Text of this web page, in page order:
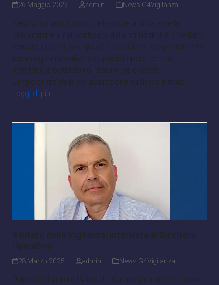
26 Maggio 2025 admin News G4Vigilanza
Negli ultimi anni, il ruolo delle società private nella
prevenzione e nel contrasto della criminalità è diventato
sempre più centrale, grazie a competenze specialistiche,
tecnologie innovative e capacità operative che
integrano e potenziano l’azione dello Stato.
L’importanza della collaborazione pubblico-privato…
Leggi di più
Il futuro della Vigilanza: Intervista al Direttore
Operativo
28 Marzo 2025 admin News G4Vigilanza
Dopo dieci anni nell’Arma dei Carabinieri come referente